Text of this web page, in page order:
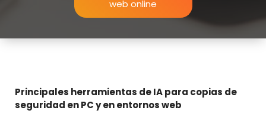
web online
Principales herramientas de IA para copias de
seguridad en PC y en entornos web